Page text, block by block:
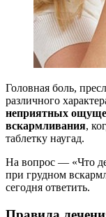
Головная боль,
различного
неприятных
вскармливания,
таблетку наугад.
На вопрос — «Что
при грудном
сегодня ответить.